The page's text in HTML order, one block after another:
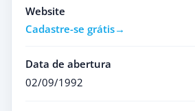
Website
Cadastre-se grátis
Data de abertura
02/09/1992